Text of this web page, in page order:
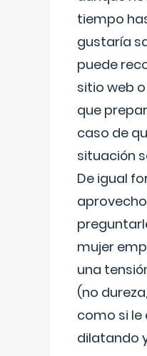
tiempo
gustaría
puede
sitio web
que
caso de
situación
De igual
mujer
una
(no
como si le
dilatando